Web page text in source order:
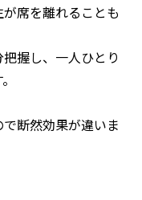
が席を離れることも
握し、一人ひとり
断然効果が違いま